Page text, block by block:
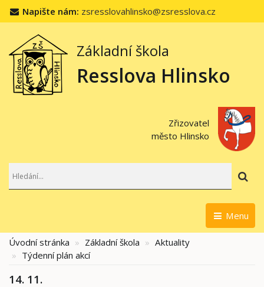
Napište nám: zsresslovahlinsko@zsresslova.cz
Základní škola
Resslova Hlinsko
Zřizovatel
město Hlinsko
Menu
Úvodní stránka Základní škola
Aktuality
Týdenní plán akcí
14. 11.